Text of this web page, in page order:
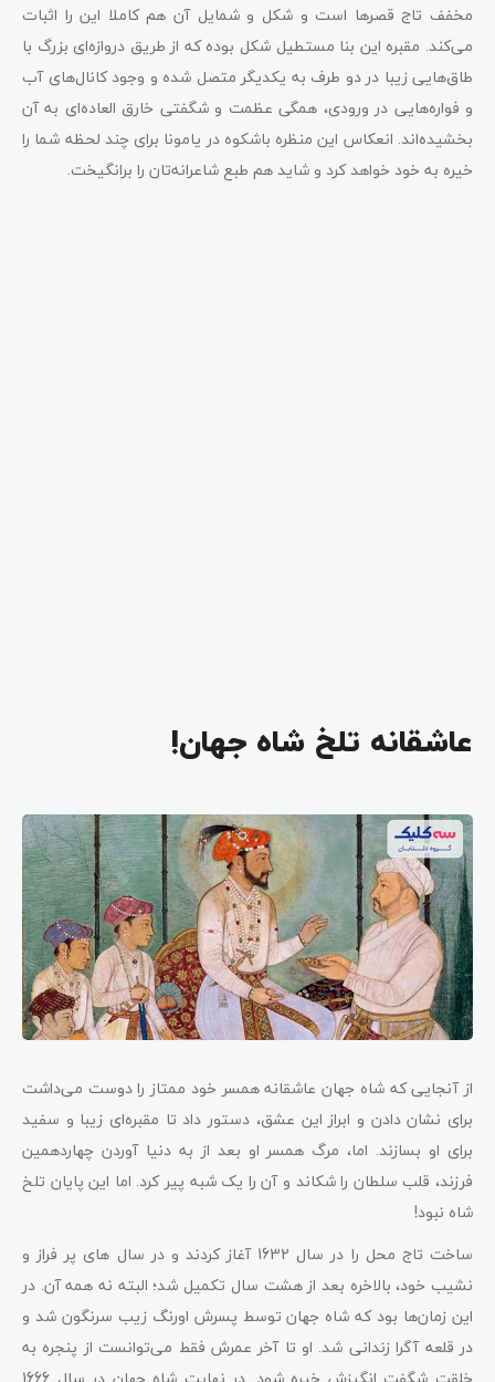
مخفف تاج قصرها است و شکل و شمایل آن هم کاملا این را اثبات
می‌کند. مقبره این بنا مستطیل شکل بوده که از طریق دروازه‌ای بزرگ با
طاق‌هایی زیبا در دو طرف به یکدیگر متصل شده و وجود کانال‌های آب
و فواره‌هایی در ورودی، همگی عظمت و شگفتی خارق العاده‌ای به آن
بخشیده‌اند. انعکاس این منظره باشکوه در یامونا برای چند لحظه شما را
خیره به خود خواهد کرد و شاید هم طبع شاعرانه‌تان را برانگیخت.
عاشقانه تلخ شاه جهان!
از آنجایی که شاه جهان عاشقانه همسر خود ممتاز را دوست می‌داشت
برای نشان دادن و ابراز این عشق، دستور داد تا مقبره‌ای زیبا و سفید
برای او بسازند. اما، مرگ همسر او بعد از به دنیا آوردن چهاردهمین
فرزند، قلب سلطان را شکاند و آن را یک شبه پیر کرد. اما این پایان تلخ
شاه نبود!
ساخت تاج محل را در سال 1632 آغاز کردند و در سال های پر فراز و
نشیب خود، بالاخره بعد از هشت سال تکمیل شد؛ البته نه همه آن. در
این زمان‌ها بود که شاه جهان توسط پسرش اورنگ زیب سرنگون شد و
در قلعه آگرا زندانی شد. او تا آخر عمرش فقط می‌توانست از پنجره به